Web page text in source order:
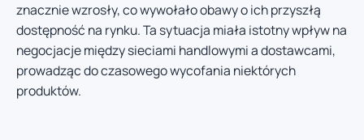
znacznie wzrosły, co wywołało obawy o ich przyszłą
dostępność na rynku. Ta sytuacja miała istotny wpływ na
negocjacje między sieciami handlowymi a dostawcami,
prowadząc do czasowego wycofania niektórych
produktów.